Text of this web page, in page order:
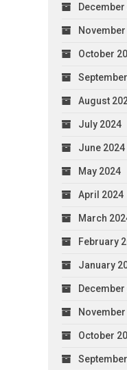
December
November
October
August
July 2024
June 2024
May 2024
April 2024
March
February
January
December
November
October